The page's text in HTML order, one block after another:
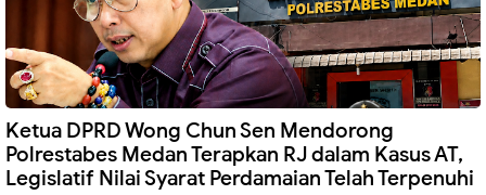
Ketua DPRD Wong Chun Sen Mendorong
Polrestabes Medan Terapkan RJ dalam Kasus AT,
Legislatif Nilai Syarat Perdamaian Telah Terpenuhi